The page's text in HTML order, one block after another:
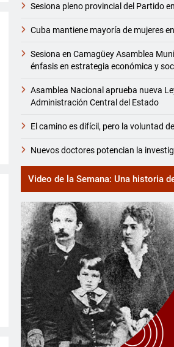
Sesiona pleno provincial del Partido
Cuba mantiene mayoría de mujeres
Sesiona en Camagüey Asamblea
énfasis en estrategia económica y
Asamblea Nacional aprueba nueva
Administración Central del Estado
El camino es difícil, pero la voluntad
Nuevos doctores potencian la
Video de la Semana: Una historia